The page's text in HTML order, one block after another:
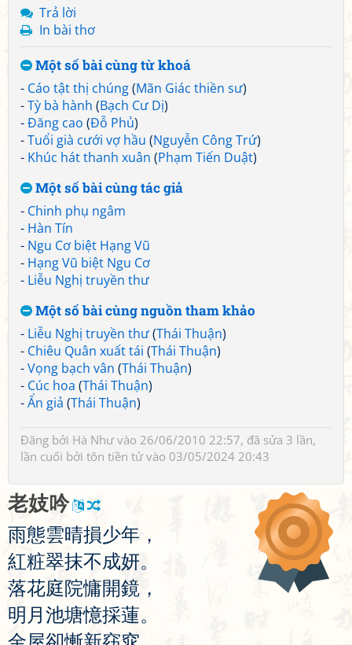
Trả lời
In bài thơ
Một số bài cùng từ khoá
- Cáo tật thị chúng(Mãn Giác thiền sư)
-Tỳ bà hành (Bạch Cư Dị)
-Đăng cao (Đỗ Phủ)
-Tuổi già cưới vợ hầu (Nguyễn Công Trứ)
- Khúc hát thanh xuân (Phạm Tiến Duật)
Một số bài cùng tác giả
- Chinh phụ ngâm
- Hàn Tín
- Ngu Cơ biệt Hạng Vũ
- Hạng Vũ biệt Ngu Cơ
- Liễu Nghị truyền thư
Một số bài cùng nguồn tham khảo
- Liễu Nghị truyền thư(Thái Thuận)
- Chiêu Quân xuất tái (Thái Thuận)
-Vọng bạch vân (Thái Thuận)
- Cúc hoa (Thái Thuận)
-Ẩn giả (Thái Thuận)
Đăng bởi Hà Nhưvào 26/06/2010 22:57, đã sửa 3 lần,
lần cuối bởi tôn tiền tửvào 03/05/2024 20:43
老妓吟
雨態雲晴損少年 ，
紅粧翠抹不成妍。
落花庭院慵開鏡 ，
明 月 池塘憶採蓮。